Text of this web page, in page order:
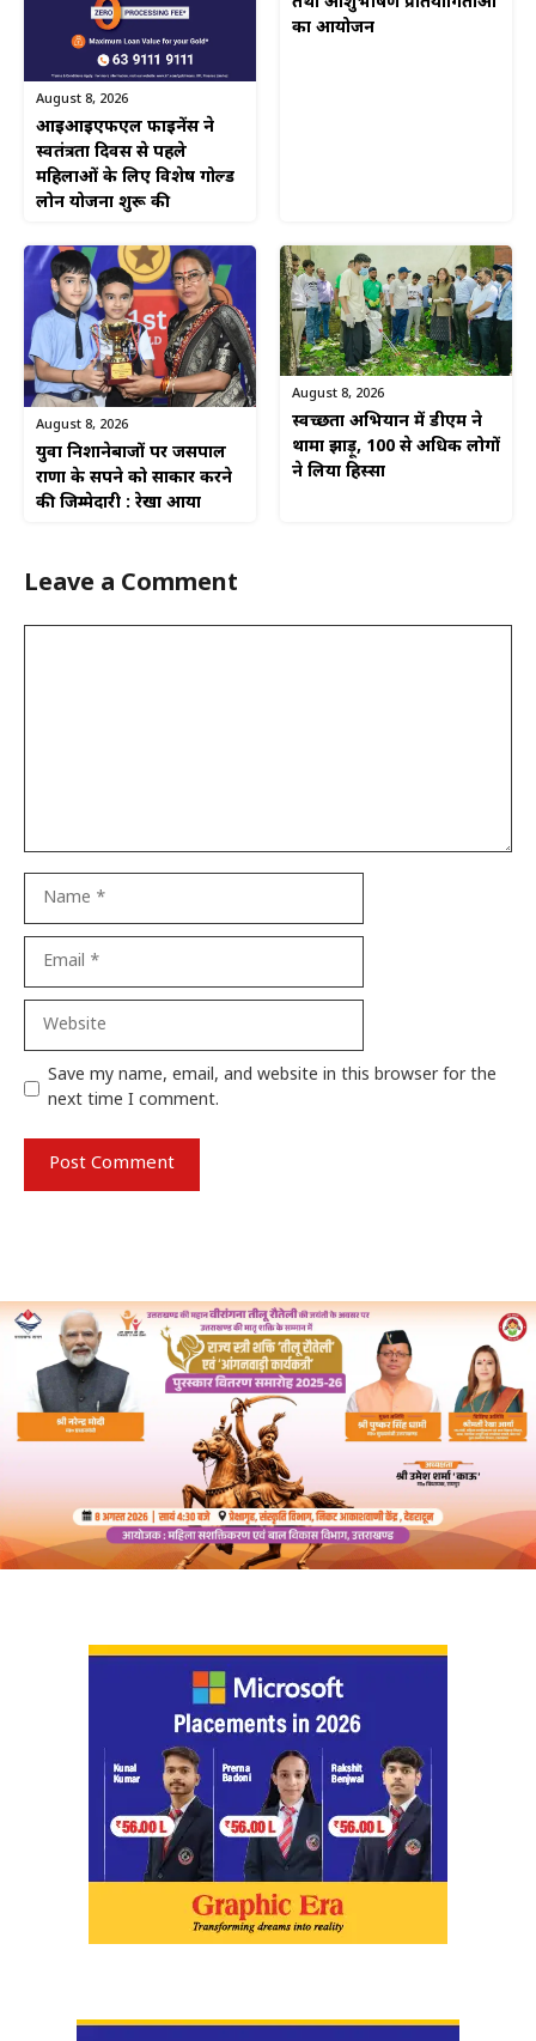
August 8, 2026
आईआईएफएल फाइनेंस ने
स्वतंत्रता दिवस से पहले
महिलाओं के लिए विशेष गोल्ड
लोन योजना शुरू की
का आयोजन
August 8, 2026
युवा निशानेबाजों पर जसपाल
राणा के सपने को साकार करने
की जिम्मेदारी : रेखा आर्या
August 8, 2026
स्वच्छता अभियान में डीएम ने
थामा झाड़ू, 100 से अधिक लोगों
ने लिया हिस्सा
Leave a Comment
Website
Save my name, email, and website in this browser for the
next time I comment.